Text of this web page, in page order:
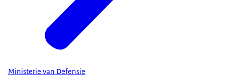
Ministerie van Defensie